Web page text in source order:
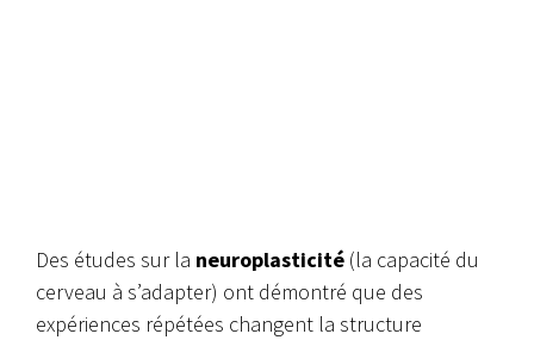
Des études sur la neuroplasticité (la capacité du
cerveau à s’adapter) ont démontré que des
expériences répétées changent la structure